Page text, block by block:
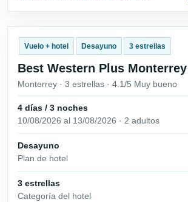
Vuelo + hotel Desayuno 3 estrellas
Best Western Plus
Monterrey · 3 estrellas · 4.1/5 Muy bueno
4 días / 3 noches
10/08/2026 al 13/08/2026 · 2 adultos
Desayuno
Plan de hotel
3 estrellas
Categoría del hotel